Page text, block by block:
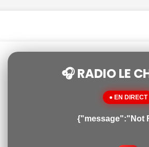
🎧 RADIO LE
● EN DIRECT
{"message":"Not